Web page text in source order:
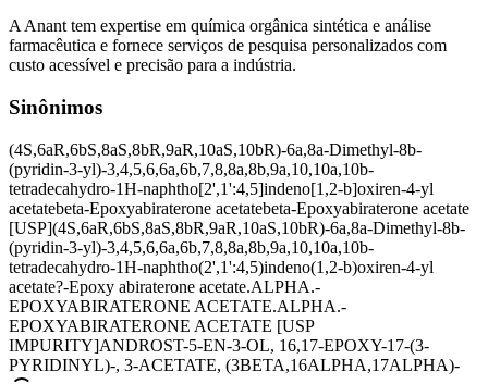
A Anant tem expertise em química orgânica sintética e análise
farmacêutica e fornece serviços de pesquisa personalizados com
custo acessível e precisão para a indústria.
Sinônimos
(4S,6aR,6bS,8aS,8bR,9aR,10aS,10bR)-6a,8a-Dimethyl-8b-
(pyridin-3-yl)-3,4,5,6,6a,6b,7,8,8a,8b,9a,10,10a,10b-
tetradecahydro-1H-naphtho[2',1':4,5]indeno[1,2-b]oxiren-4-yl
acetatebeta-Epoxyabiraterone acetatebeta-Epoxyabiraterone acetate
[USP](4S,6aR,6bS,8aS,8bR,9aR,10aS,10bR)-6a,8a-Dimethyl-8b-
(pyridin-3-yl)-3,4,5,6,6a,6b,7,8,8a,8b,9a,10,10a,10b-
tetradecahydro-1H-naphtho(2',1':4,5)indeno(1,2-b)oxiren-4-yl
acetate?-Epoxy abiraterone acetate.ALPHA.-
EPOXYABIRATERONE ACETATE.ALPHA.-
EPOXYABIRATERONE ACETATE [USP
IMPURITY]ANDROST-5-EN-3-OL, 16,17-EPOXY-17-(3-
PYRIDINYL)-, 3-ACETATE, (3BETA,16ALPHA,17ALPHA)-